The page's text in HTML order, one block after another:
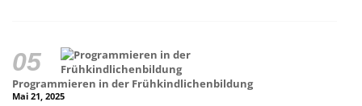
Programmieren in der Frühkindlichenbildung
Mai 21, 2025